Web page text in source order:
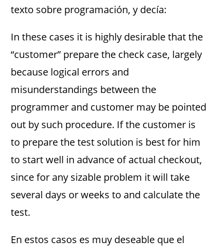
texto sobre programación, y decía:
In these cases it is highly desirable that the
“customer” prepare the check case, largely
because logical errors and
misunderstandings between the
programmer and customer may be pointed
out by such procedure. If the customer is
to prepare the test solution is best for him
to start well in advance of actual checkout,
since for any sizable problem it will take
several days or weeks to and calculate the
test.
En estos casos es muy deseable que el